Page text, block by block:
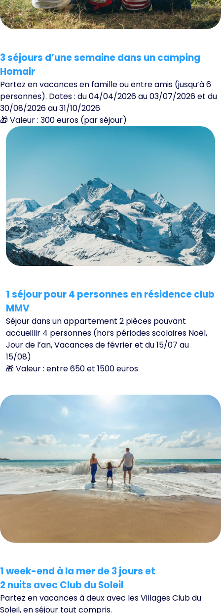
3 séjours d’une semaine dans un camping
Homair
Partez en vacances en famille ou entre amis (jusqu’à 6
personnes). Dates : du 04/04/2026 au 03/07/2026 et du
30/08/2026 au 31/10/2026
🎁 Valeur : 300 euros (par séjour)
1 séjour pour 4 personnes en résidence club
MMV
Séjour dans un appartement 2 pièces pouvant
accueillir 4 personnes (hors périodes scolaires Noël,
Jour de l’an, Vacances de février et du 15/07 au
15/08)
🎁 Valeur : entre 650 et 1500 euros
1 week-end à la mer de 3 jours et
2 nuits avec Club du Soleil
Partez en vacances à deux avec les Villages Club du
Soleil, en séjour tout compris.